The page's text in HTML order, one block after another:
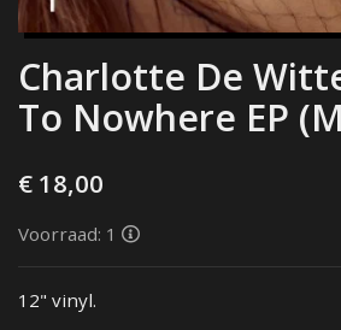
Charlotte De
To Nowhere EP
€ 18,00
Voorraad: 1
12" vinyl.